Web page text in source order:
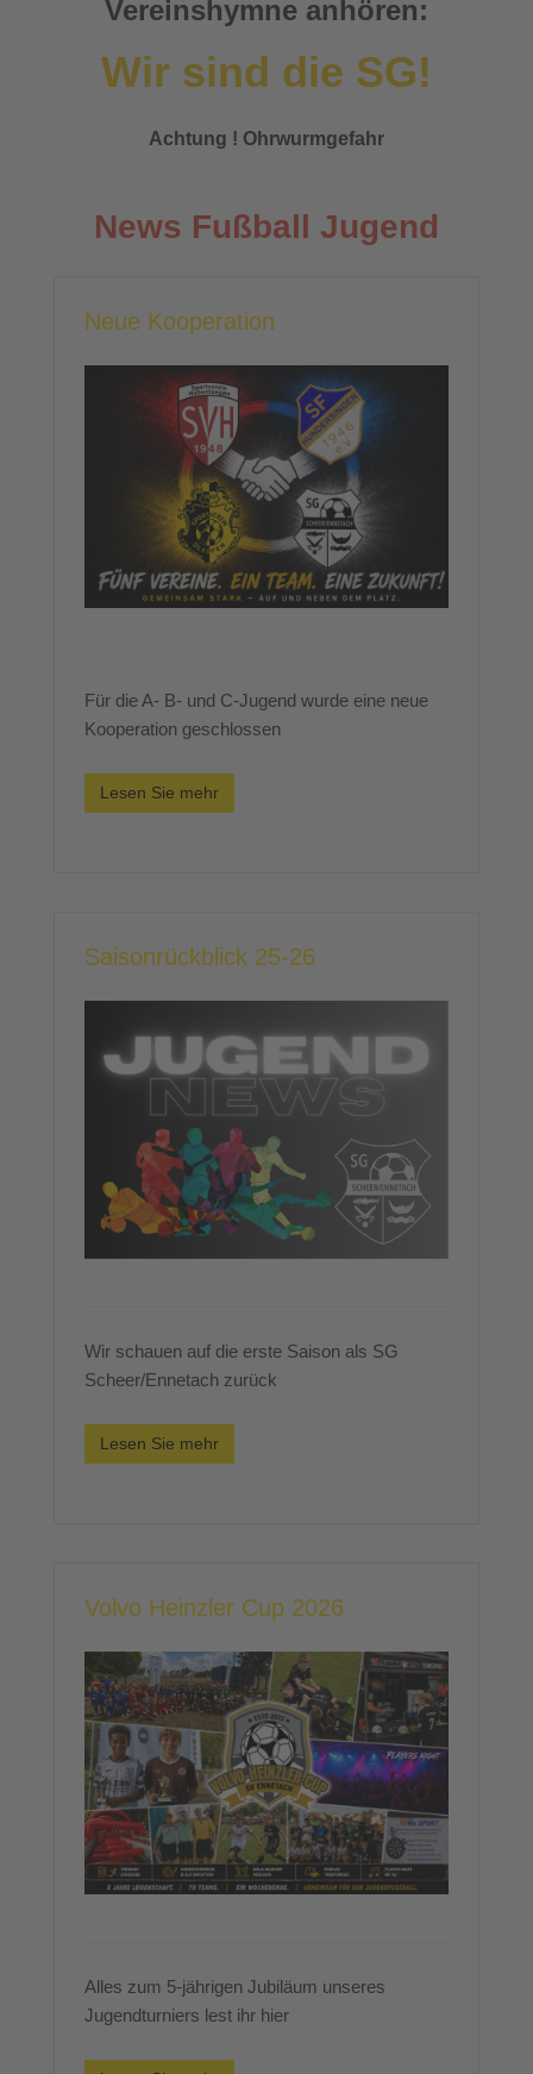
Vereinshymne anhören:
Wir sind die SG!
Achtung ! Ohrwurmgefahr
News Fußball Jugend
Neue Kooperation
Für die A- B- und C-Jugend wurde eine neue
Kooperation geschlossen
Lesen Sie mehr
Saisonrückblick 25-26
Wir schauen auf die erste Saison als SG
Scheer/Ennetach zurück
Lesen Sie mehr
Volvo Heinzler Cup 2026
Alles zum 5-jährigen Jubiläum unseres
Jugendturniers lest ihr hier